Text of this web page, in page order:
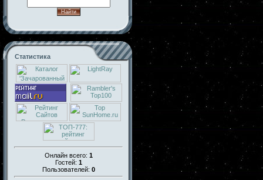
Статистика
Онлайн всего: 1
Гостей: 1
Пользователей: 0